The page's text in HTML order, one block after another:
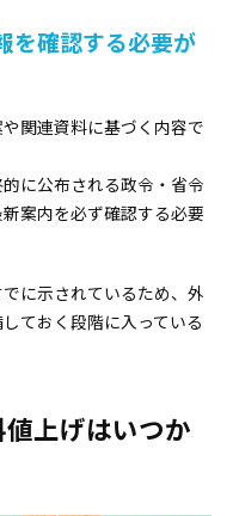
を確認する必要が
関連資料に基づく内容で
に公布される政令・省令
案内を必ず確認する必要
に示されているため、外
ておく段階に入っている
上げはいつか